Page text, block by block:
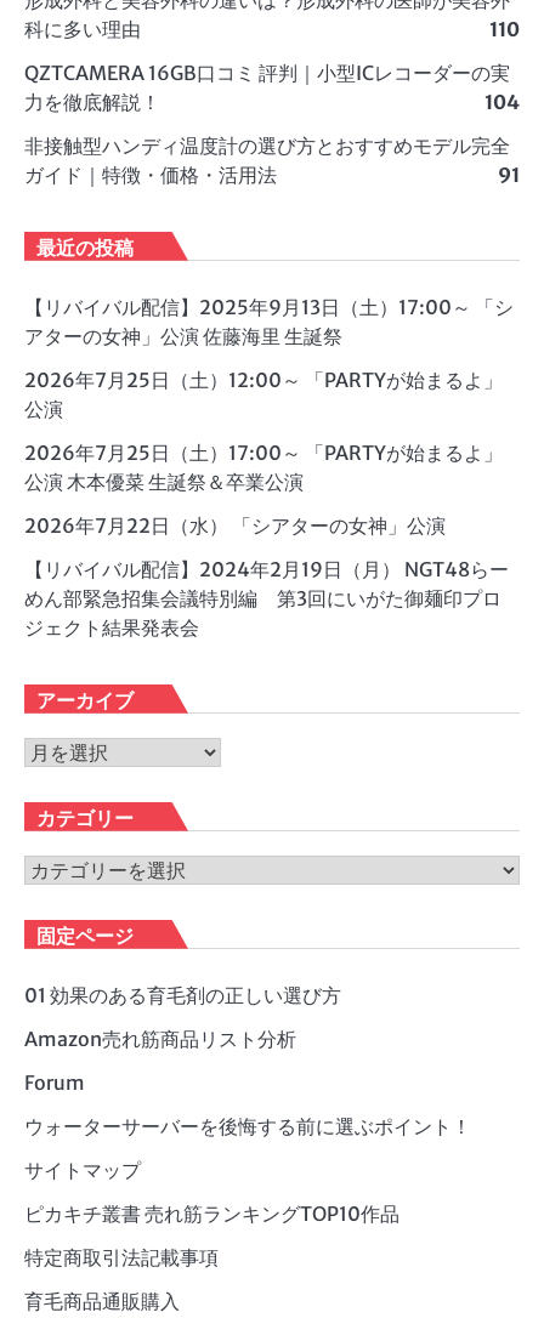
科に多い理由
110
QZTCAMERA 16GB口コミ 評判｜小型ICレコーダーの実
力を徹底解説！
104
非接触型ハンディ温度計の選び方とおすすめモデル完全
ガイド｜特徴・価格・活用法
91
最近の投稿
【リバイバル配信】2025年9月13日（土）17:00～ 「シ
アターの女神」公演 佐藤海里 生誕祭
2026年7月25日（土）12:00～ 「PARTYが始まるよ」
公演
2026年7月25日（土）17:00～ 「PARTYが始まるよ」
公演 木本優菜 生誕祭＆卒業公演
2026年7月22日（水） 「シアターの女神」公演
【リバイバル配信】2024年2月19日（月） NGT48らー
めん部緊急招集会議特別編 第3回にいがた御麺印プロ
ジェクト結果発表会
アーカイブ
ア
カ
イ
ブ
カテゴリー
カ
ゴ
リ
ー
固定ページ
01 効果のある育毛剤の正しい選び方
Amazon売れ筋商品リスト分析
Forum
ウォーターサーバーを後悔する前に選ぶポイント！
サイトマップ
ピカキチ叢書 売れ筋ランキングTOP10作品
特定商取引法記載事項
育毛商品通販購入